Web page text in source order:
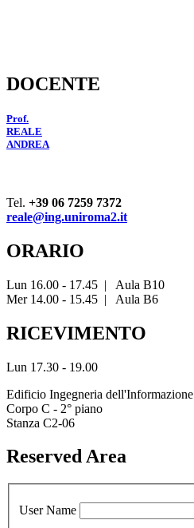
DOCENTE
Prof.
REALE
ANDREA
Tel. +39 06 7259 7372
reale@ing.uniroma2.it
ORARIO
Lun 16.00 - 17.45 |
Aula B10
Mer 14.00 - 15.45 | Aula B6
RICEVIMENTO
Lun 17.30 - 19.00
Edificio Ingegneria dell'Informazione
Corpo C - 2° piano
Stanza C2-06
Reserved Area
User Name